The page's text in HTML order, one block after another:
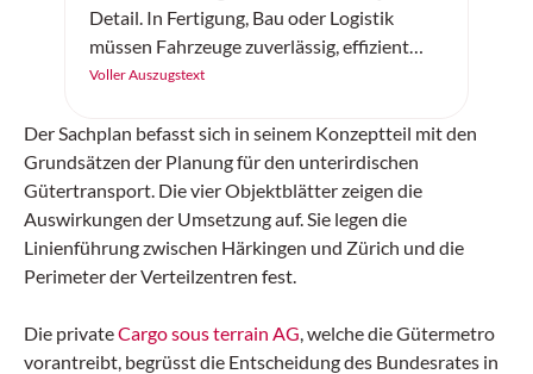
Detail. In Fertigung, Bau oder Logistik
müssen Fahrzeuge zuverlässig, effizient
und sicher arbeiten. Der «SC20+» von
Vollgummireifen – gemacht für
Höchstleistung auf jedem Untergrund.
Voller Auszugstext
Der Sachplan befasst sich in seinem Konzeptteil mit den
Grundsätzen der Planung für den unterirdischen
Gütertransport. Die vier Objektblätter zeigen die
Auswirkungen der Umsetzung auf. Sie legen die
Linienführung zwischen Härkingen und Zürich und die
Perimeter der Verteilzentren fest.
Die privateCargo sous terrain AG, welche die Gütermetro
vorantreibt, begrüsst die Entscheidung des Bundesrates in